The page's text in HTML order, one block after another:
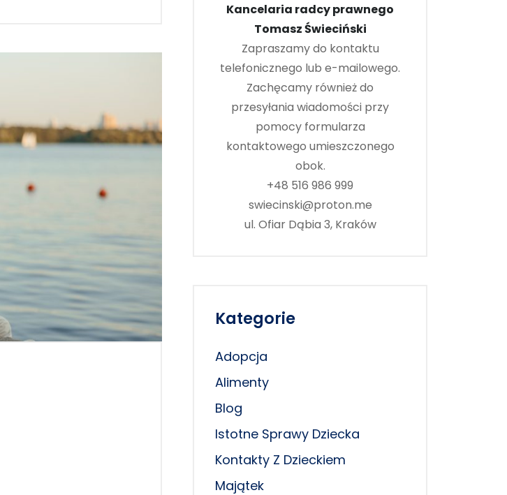
Kancelaria radcy prawnego
Tomasz Świeciński
Zapraszamy do kontaktu
telefonicznego lub e-mailowego.
Zachęcamy również do
przesyłania wiadomości przy
pomocy formularza
kontaktowego umieszczonego
obok.
+48 516 986 999
swiecinski@proton.me
ul. Ofiar Dąbia 3, Kraków
Kategorie
Adopcja
Alimenty
Blog
Istotne Sprawy Dziecka
Kontakty Z Dzieckiem
Majątek